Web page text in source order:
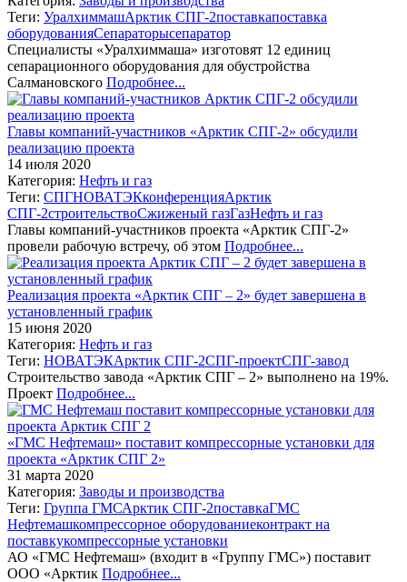
Теги: УралхиммашАрктик СПГ-2поставкапоставка
оборудованияСепараторысепаратор
Специалисты «Уралхиммаша» изготовят 12 единиц
сепарационного оборудования для обустройства
Салмановского Подробнее...
Главы компаний-участников «Арктик СПГ-2» обсудили
реализацию проекта
14 июля 2020
Категория: Нефть и газ
Теги: СПГНОВАТЭКконференцияАрктик
СПГ-2строительствоСжиженый газГазНефть и газ
Главы компаний-участников проекта «Арктик СПГ-2»
провели рабочую встречу, об этом Подробнее...
Реализация проекта «Арктик СПГ – 2» будет завершена в
установленный график
15 июня 2020
Категория: Нефть и газ
Теги: НОВАТЭКАрктик СПГ-2СПГ-проектСПГ-завод
Строительство завода «Арктик СПГ – 2» выполнено на 19%.
Проект Подробнее...
«ГМС Нефтемаш» поставит компрессорные установки для
проекта «Арктик СПГ 2»
31 марта 2020
Категория: Заводы и производства
Теги: Группа ГМСАрктик СПГ-2поставкаГМС
Нефтемашкомпрессорное оборудованиеконтракт на
поставкукомпрессорные установки
АО «ГМС Нефтемаш» (входит в «Группу ГМС») поставит
ООО «Арктик Подробнее...